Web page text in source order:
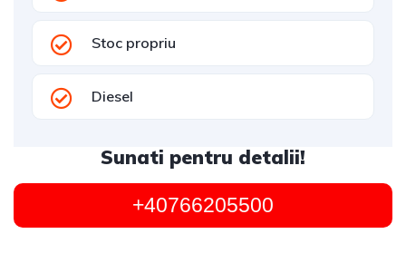
Stoc propriu
Diesel
Sunati pentru detalii!
+40766205500